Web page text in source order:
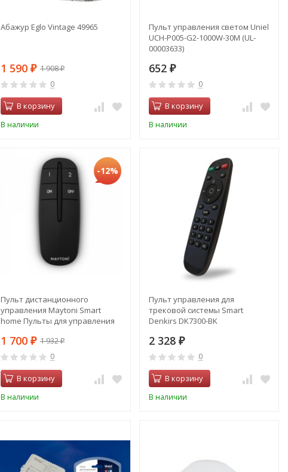
Абажур Eglo Vintage 49965
1 590 ₽ 1 908₽
0
В корзину
В наличии
Пульт управления светом Uniel
UCH-P005-G2-1000W-30M (UL-
00003633)
652 ₽
0
В корзину
В наличии
-12%
Пульт дистанционного
управления Maytoni Smart
home Пульты для управления
1 700 ₽ 1 932₽
0
В корзину
В наличии
Пульт управления для
трековой системы Smart
Denkirs DK7300-BK
2 328 ₽
0
В корзину
В наличии